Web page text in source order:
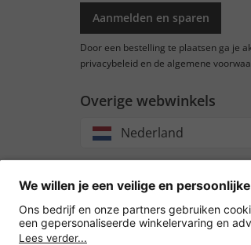
Aanmelden en sparen
Door een bestelling te plaatsen ga je
privacybeleid en de algemene
Overige webwinkels
Nederland